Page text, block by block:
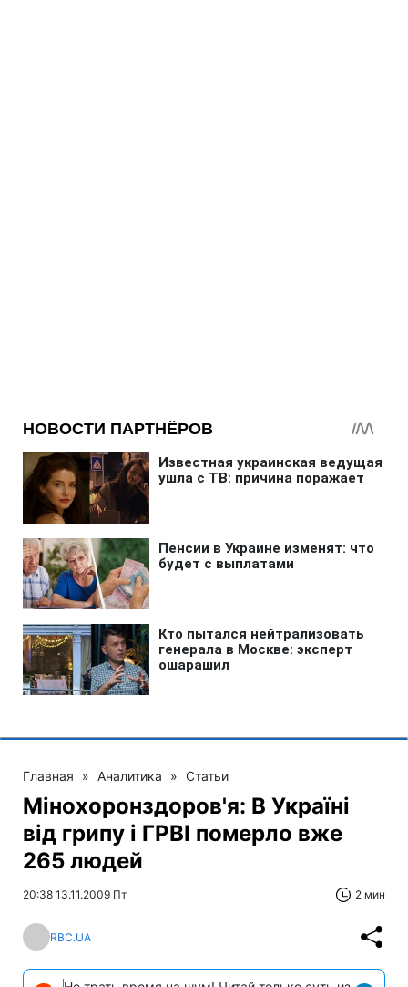
Главная » Аналитика » Статьи
Мінохоронздоров'я: В Україні
від грипу і ГРВІ померло вже
265 людей
20:38 13.11.2009 Пт 2 мин
RBC.UA